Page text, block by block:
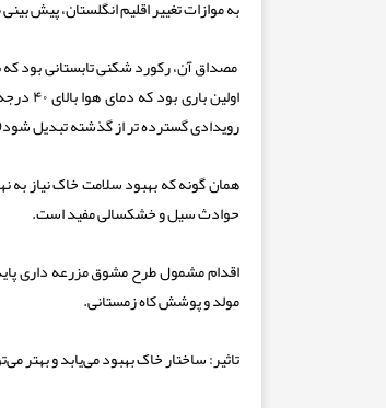
به موازات تغییر اقلیم انگلستان، پیش
مصداق آن، رکورد شکنی تابستانی بود که
رویدادی گسترده تر از گذشته تبدیل شود(۱۱).
همان گونه که بهبود سلامت خاک نیاز به
حوادث سیل و خشکسالی مفید است.
اقدام مشمول طرح مشوق مزرعه داری
مولد و پوشش کاه زمستانی.
تاثیر: ساختار خاک بهبود می‌یابد و بهتر